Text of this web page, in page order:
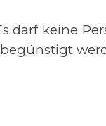
darf keine